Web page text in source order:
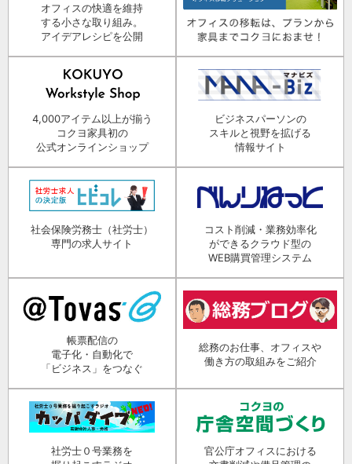
オフィスの快適を維持
する小さな取り組み。
アイデアレシピを公開
4,000アイテム以上が揃う
コクヨ家具初の
公式オンラインショップ
ビジネスパーソンの
スキルと視野を拡げる
情報サイト
社会保険労務士（社労士）
専門の求人サイト
コスト削減・業務効率化
ができるクラウド型の
WEB購買管理システム
帳票配信の
電子化・自動化で
「ビジネス」をつなぐ
総務のお仕事、オフィスや
働き方の取組みをご紹介
社労士０号業務を
官公庁オフィスにおける